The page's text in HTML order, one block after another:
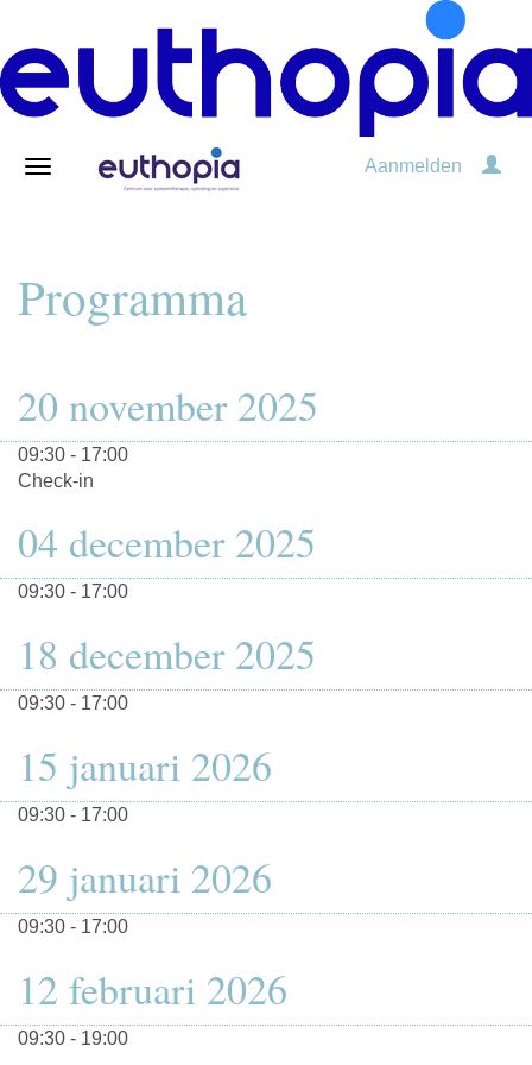
Aanmelden
Programma
20 november 2025
09:30 - 17:00
Check-in
04 december 2025
09:30 - 17:00
18 december 2025
09:30 - 17:00
15 januari 2026
09:30 - 17:00
29 januari 2026
09:30 - 17:00
12 februari 2026
09:30 - 19:00